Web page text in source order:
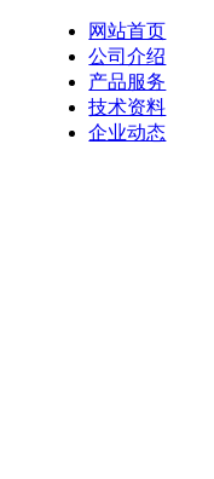
网站首页
公司介绍
产品服务
技术资料
企业动态